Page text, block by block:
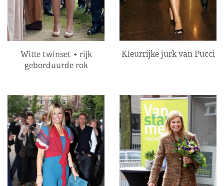
Witte twinset + rijk
geborduurde rok
Kleurrijke jurk van Pucci